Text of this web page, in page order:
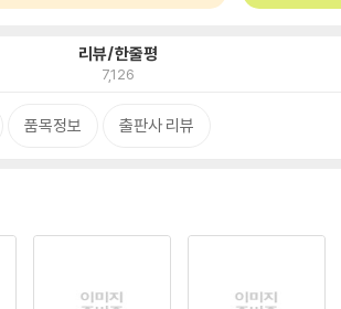
리뷰/한줄평
7,126
품목정보 출판사 리뷰